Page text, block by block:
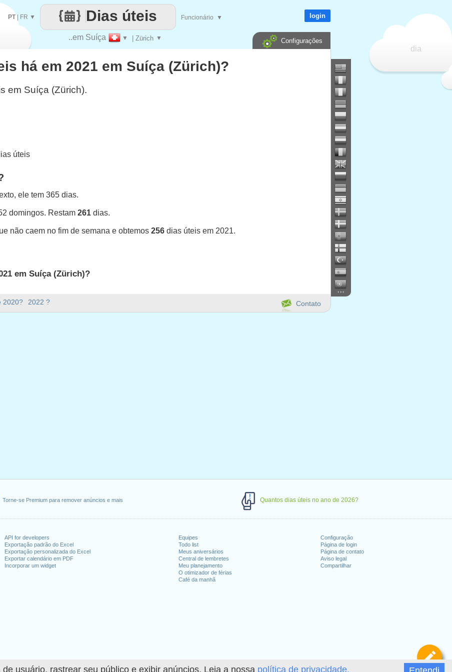
usuário, rastrear seu público e exibir anúncios. Leia a nossa política de privacidade.
Torne-se Premium para remover anúncios e mais Quantos dias úteis no ano de 2026?
API for developers
Exportação padrão do Excel
Exportação personalizada do Excel
Exportar calendário em PDF
Incorporar um widget
Equipes
Todo list
Meus aniversários
Central de lembretes
Meu planejamento
O otimizador de férias
Café da manhã
Configuração
Página de login
Página de contato
Aviso legal
Compartilhar
dia
..em Suíça ▼ | Zürich ▼
Dias úteis
PT| FR ▼ Funcionário ▼ login
Configurações
2020? 2022 ?
...
Contato
há em 2021 em Suíça (Zürich)?
em Suíça (Zürich).
úteis
ele tem 365 dias.
domingos. Restam 261 dias.
não caem no fim de semana e obtemos 256 dias úteis em 2021.
em Suíça (Zürich)?
há em 2021?
de semana
agosto, 2021
2021